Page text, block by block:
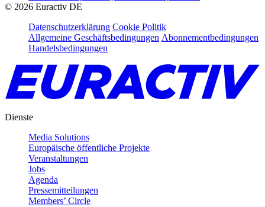
© 2026 Euractiv DE
Datenschutzerklärung Cookie Politik
Allgemeine Geschäftsbedingungen Abonnementbedingungen
Handelsbedingungen
Dienste
Media Solutions
Europäische öffentliche Projekte
Veranstaltungen
Jobs
Agenda
Pressemitteilungen
Members’ Circle